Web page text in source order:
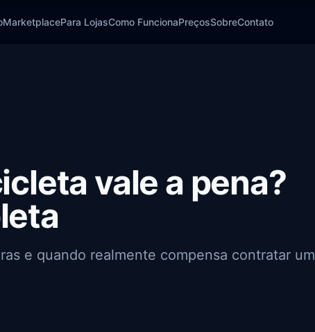
MarketplacePara LojasComo FuncionaPreçosSobreContato
vale a pena?
e quando realmente compensa contratar um